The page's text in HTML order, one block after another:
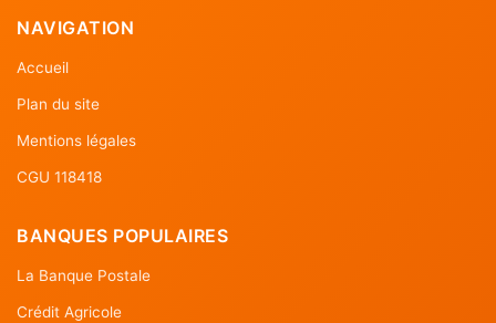
NAVIGATION
Accueil
Plan du site
Mentions légales
CGU 118418
BANQUES POPULAIRES
La Banque Postale
Crédit Agricole